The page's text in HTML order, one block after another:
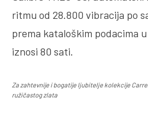
ritmu od 28.800 vibracija po
prema kataloškim podacima
iznosi 80 sati.
Za zahtevnije i bogatije ljubitelje kolekcije
ružičastog zlata